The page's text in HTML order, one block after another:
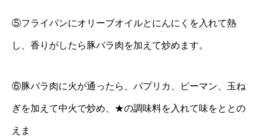
⑤フライパンにオリーブオイルとにんにくを入れて熱
し、香りがしたら豚バラ肉を加えて炒めます。
⑥豚バラ肉に火が通ったら、パプリカ、ピーマン、玉ね
ぎを加えて中火で炒め、★の調味料を入れて味をととの
えま